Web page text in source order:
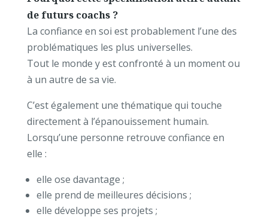
de futurs coachs ?
La confiance en soi est probablement l’une des
problématiques les plus universelles.
Tout le monde y est confronté à un moment ou
à un autre de sa vie.
C’est également une thématique qui touche
directement à l’épanouissement humain.
Lorsqu’une personne retrouve confiance en
elle :
elle ose davantage ;
elle prend de meilleures décisions ;
elle développe ses projets ;